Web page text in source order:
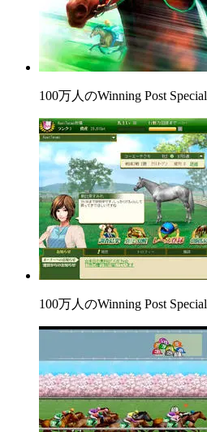
100万人のWinning Post Special
100万人のWinning Post Special